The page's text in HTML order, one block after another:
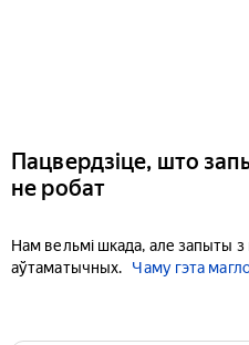
Пацвердзіце, што
не робат
Нам вельмі шкада, але запыты
аўтаматычных.
Чаму гэта